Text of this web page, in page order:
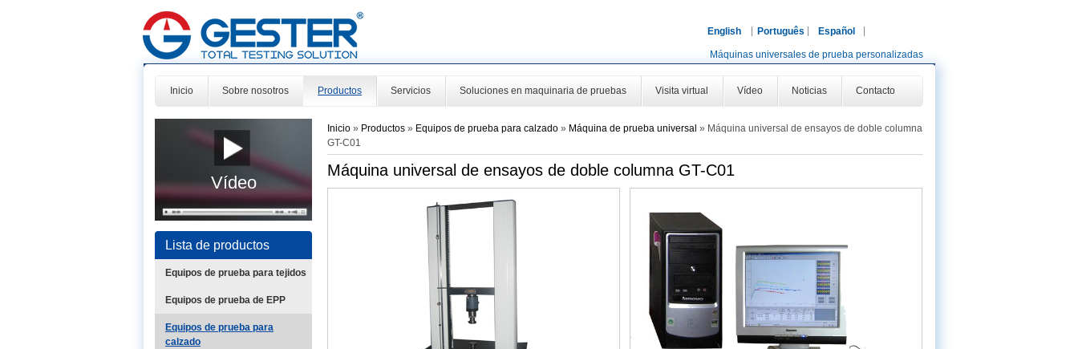
English Português Español
Máquinas universales de prueba personalizadas
Inicio Sobre nosotros Productos Servicios Soluciones en maquinaria de pruebas Visita virtual Vídeo Noticias Contacto
Vídeo
Lista de productos
Equipos de prueba para tejidos
Equipos de prueba de EPP
Equipos de prueba para
calzado
Inicio » Productos » Equipos de prueba para calzado » Máquina de prueba universal » Máquina universal de ensayos de doble columna
GT-C01
Máquina universal de ensayos de doble columna GT-C01